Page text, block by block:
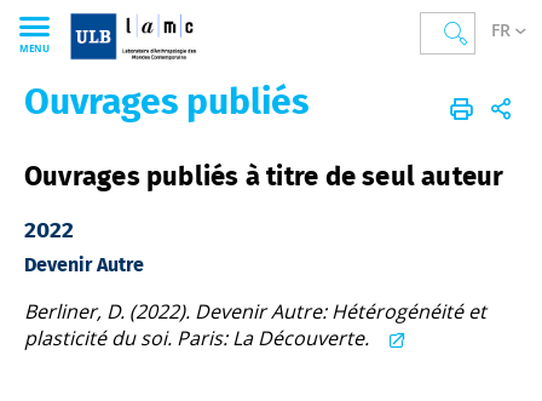
FR
MENU
LAMC FR Publications Ouvrages publiés
Ouvrages publiés
Ouvrages publiés à titre de seul auteur
2022
Devenir Autre
Berliner, D. (2022). Devenir Autre: Hétérogénéité et
plasticité du soi. Paris: La Découverte.